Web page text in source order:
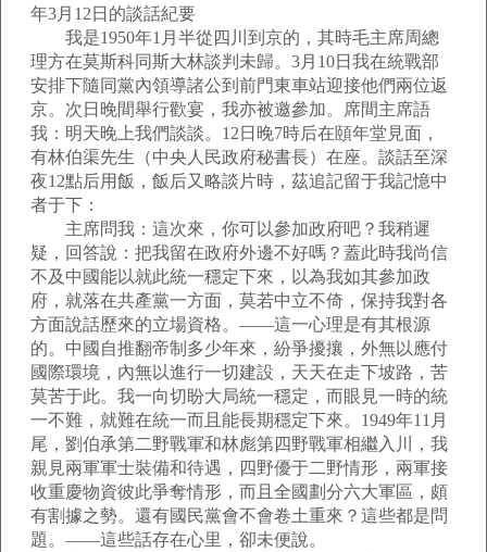
年3月12日的談話紀要
我是1950年1月半從四川到京的，其時毛主席周總
理方在莫斯科同斯大林談判未歸。3月10日我在統戰部
安排下隨同黨內領導諸公到前門東車站迎接他們兩位返
京。次日晚間舉行歡宴，我亦被邀參加。席間主席語
我：明天晚上我們談談。12日晚7時后在頤年堂見面，
有林伯渠先生（中央人民政府秘書長）在座。談話至深
夜12點后用飯，飯后又略談片時，茲追記留于我記憶中
者于下：
主席問我：這次來，你可以參加政府吧？我稍遲
疑，回答說：把我留在政府外邊不好嗎？蓋此時我尚信
不及中國能以就此統一穩定下來，以為我如其參加政
府，就落在共產黨一方面，莫若中立不倚，保持我對各
方面說話歷來的立場資格。——這一心理是有其根源
的。中國自推翻帝制多少年來，紛爭擾攘，外無以應付
國際環境，內無以進行一切建設，天天在走下坡路，苦
莫苦于此。我一向切盼大局統一穩定，而眼見一時的統
一不難，就難在統一而且能長期穩定下來。1949年11月
尾，劉伯承第二野戰軍和林彪第四野戰軍相繼入川，我
親見兩軍軍士裝備和待遇，四野優于二野情形，兩軍接
收重慶物資彼此爭奪情形，而且全國劃分六大軍區，頗
有割據之勢。還有國民黨會不會卷土重來？這些都是問
題。——這些話存在心里，卻未便說。